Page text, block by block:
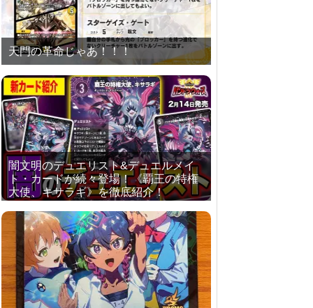
天門の革命じゃあ！！！
闇文明のデュエリスト&デュエルメイ
ト・カードが続々登場！《覇王の特権
大使、キサラギ》を徹底紹介！